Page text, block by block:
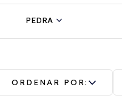
PEDRA
ORDENAR POR: